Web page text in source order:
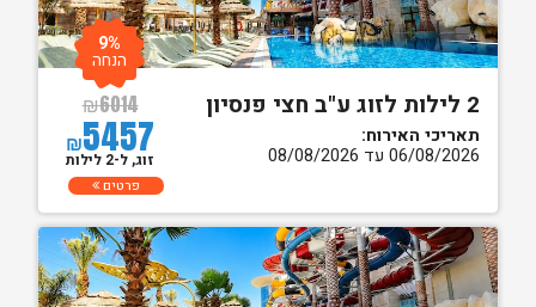
2 לילות לזוג ע"ב חצי פנסיון
תאריכי האירוח:
06/08/2026 עד 08/08/2026
₪6014
₪5457
9%
הנחה
זוג, ל-2 לילות
פרטים